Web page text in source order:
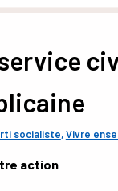
socialiste,Vivre
action